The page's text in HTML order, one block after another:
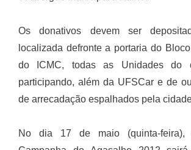
Os donativos devem ser
localizada defronte a portaria do
do ICMC, todas as Unidades do
participando, além da UFSCar e de
de arrecadação espalhados pela
No dia 17 de maio (quinta-